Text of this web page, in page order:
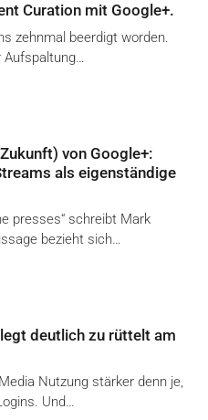
Curation mit Google+.
zehnmal beerdigt worden.
Aufspaltung…
von Google+:
als eigenständige
presses“ schreibt Mark
bezieht sich…
deutlich zu rüttelt am
Nutzung stärker denn je,
Und…